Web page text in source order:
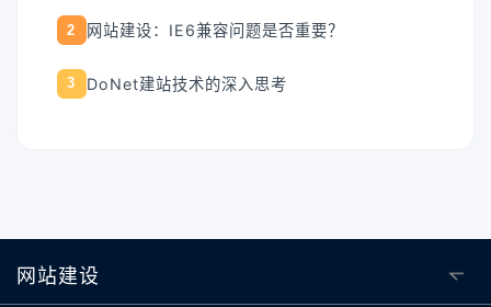
2 网站建设：IE6兼容问题是否重要？
3 DoNet建站技术的深入思考
网站建设